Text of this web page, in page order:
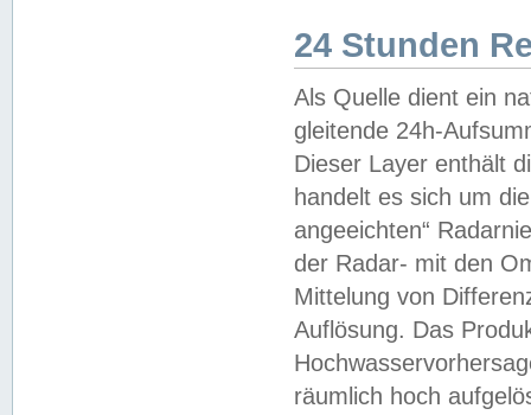
24 Stunden
Als Quelle dient ein
gleitende 24h-
Dieser Layer enthält
handelt es sich um
angeeichten“
der Radar- mit den
Mittelung von
Auflösung. Das
räumlich hoch